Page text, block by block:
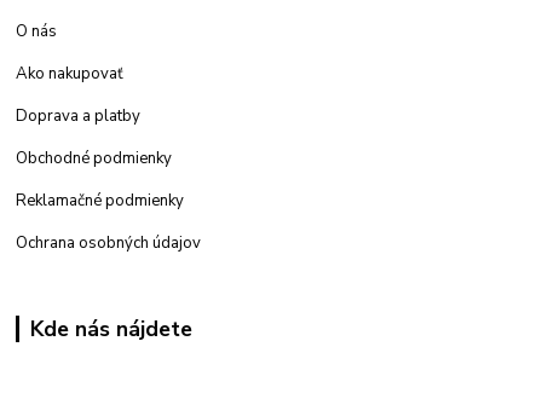
O nás
Ako nakupovať
Doprava a platby
Obchodné podmienky
Reklamačné podmienky
Ochrana osobných údajov
Kde nás nájdete